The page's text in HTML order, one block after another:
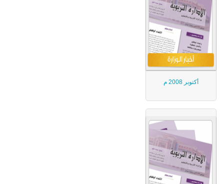
أكتوبر 2008 م